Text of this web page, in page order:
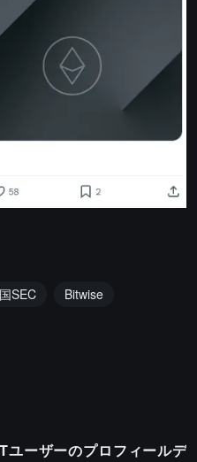
SEC
Bitwise
ユーザーのプロフィールデ